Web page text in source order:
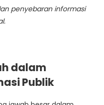
penyebaran informasi
dalam
Publik